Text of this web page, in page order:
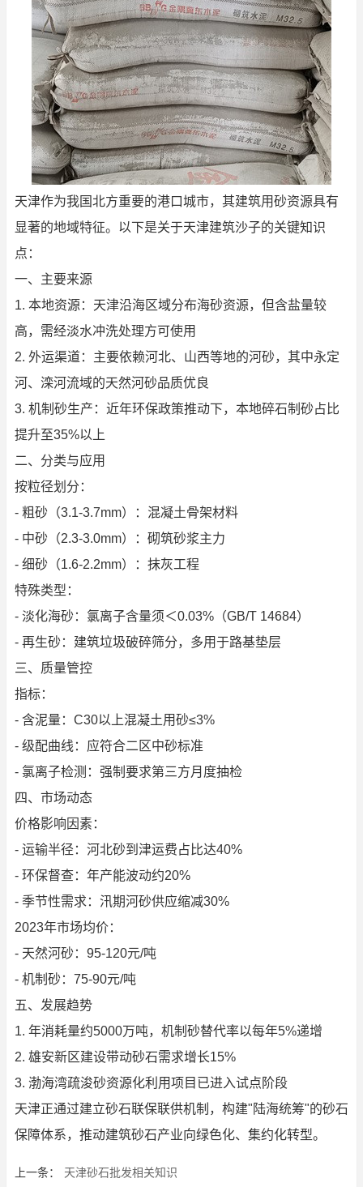
天津作为我国北方重要的港口城市，其建筑用砂资源具有
显著的地域特征。以下是关于天津建筑沙子的关键知识
点：
一、主要来源
1. 本地资源：天津沿海区域分布海砂资源，但含盐量较
高，需经淡水冲洗处理方可使用
2. 外运渠道：主要依赖河北、山西等地的河砂，其中永定
河、滦河流域的天然河砂品质优良
3. 机制砂生产：近年环保政策推动下，本地碎石制砂占比
提升至35%以上
二、分类与应用
按粒径划分：
- 粗砂（3.1-3.7mm）：混凝土骨架材料
- 中砂（2.3-3.0mm）：砌筑砂浆主力
- 细砂（1.6-2.2mm）：抹灰工程
特殊类型：
- 淡化海砂：氯离子含量须＜0.03%（GB/T 14684）
- 再生砂：建筑垃圾破碎筛分，多用于路基垫层
三、质量管控
指标：
- 含泥量：C30以上混凝土用砂≤3%
- 级配曲线：应符合二区中砂标准
- 氯离子检测：强制要求第三方月度抽检
四、市场动态
价格影响因素：
- 运输半径：河北砂到津运费占比达40%
- 环保督查：年产能波动约20%
- 季节性需求：汛期河砂供应缩减30%
2023年市场均价：
- 天然河砂：95-120元/吨
- 机制砂：75-90元/吨
五、发展趋势
1. 年消耗量约5000万吨，机制砂替代率以每年5%递增
2. 雄安新区建设带动砂石需求增长15%
3. 渤海湾疏浚砂资源化利用项目已进入试点阶段
天津正通过建立砂石联保联供机制，构建"陆海统筹"的砂石
保障体系，推动建筑砂石产业向绿色化、集约化转型。
上一条： 天津砂石批发相关知识